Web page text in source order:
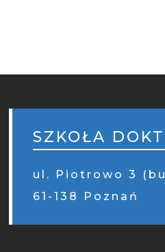
SZKOŁA
ul. Piotrowo 3
61-138 Poznań
MOBILE